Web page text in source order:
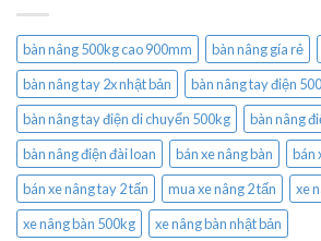
bàn nâng 500kg cao 900mm bàn nâng gía rẻ
bàn nâng tay 2x nhật bản
bàn nâng tay điện
bàn nâng tay điện di chuyển 500kg
bàn nâng
bàn nâng điện đài loan
bán xe nâng bàn
bán
bán xe nâng tay 2 tấn
mua xe nâng 2 tấn
xe
xe nâng bàn 500kg
xe nâng bàn nhật bản